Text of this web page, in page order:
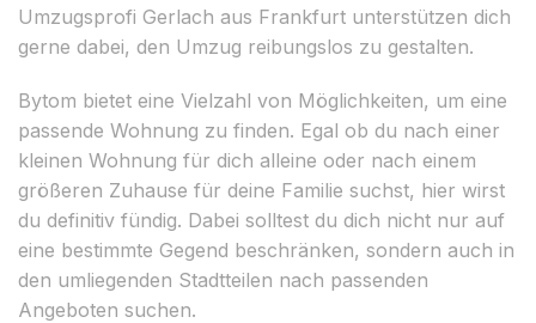
Umzugsprofi Gerlach aus Frankfurt unterstützen dich
gerne dabei, den Umzug reibungslos zu gestalten.
Bytom bietet eine Vielzahl von Möglichkeiten, um eine
passende Wohnung zu finden. Egal ob du nach einer
kleinen Wohnung für dich alleine oder nach einem
größeren Zuhause für deine Familie suchst, hier wirst
du definitiv fündig. Dabei solltest du dich nicht nur auf
eine bestimmte Gegend beschränken, sondern auch in
den umliegenden Stadtteilen nach passenden
Angeboten suchen.